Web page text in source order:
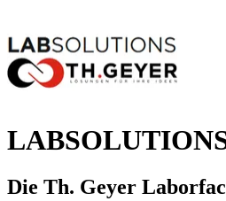
Die Th. Geyer